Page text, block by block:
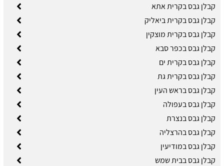
קבלן גבס בקרית אתא
קבלן גבס בקרית ביאליק
קבלן גבס בקרית מוצקין
קבלן גבס בכפר סבא
קבלן גבס בקרית ים
קבלן גבס בקרית גת
קבלן גבס בראש העין
קבלן גבס בעפולה
קבלן גבס בנצרת
קבלן גבס בהרצליה
קבלן גבס במודיעין
קבלן גבס בבית שמש